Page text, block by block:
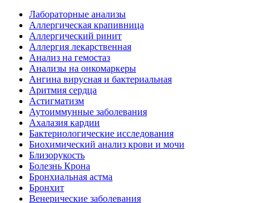
Лабораторные анализы
Аллергическая крапивница
Аллергический ринит
Аллергия лекарственная
Анализ на гемостаз
Анализы на онкомаркеры
Ангина вирусная и бактериальная
Аритмия сердца
Астигматизм
Аутоиммунные заболевания
Ахалазия кардии
Бактериологические исследования
Биохимический анализ крови и мочи
Близорукость
Болезнь Крона
Бронхиальная астма
Бронхит
Венерические заболевания